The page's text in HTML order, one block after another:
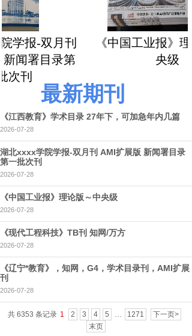
报-双月刊
署目录第
刊
《中国工业报》理论
央级
最新期刊
《江西教育》学术目录 27年下，可加急年内几篇
2026-07-28
湖北xxxx学院学报-双月刊 AMI扩展版 新闻署目录
第一批次刊
2026-07-28
《中国工业报》理论版～中央级
2026-07-28
《现代工程科技》TB刊 知网/万方
2026-07-28
《辽宁*教育》，知网，G4，学术目录刊，AMI扩展
刊
2026-07-28
共 6353 条记录 1 2 3 4 5 … 1271
下一页>
末页